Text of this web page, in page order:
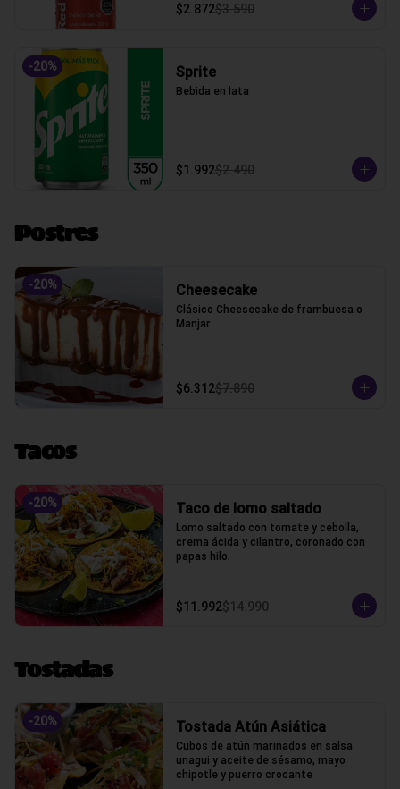
$2.872$3.590
-20% Sprite
Bebida en lata
$1.992$2.490
Postres
-20% Cheesecake
Clásico Cheesecake de frambuesa o
Manjar
$6.312$7.890
Tacos
-20% Taco de lomo saltado
Lomo saltado con tomate y cebolla,
crema ácida y cilantro, coronado con
papas hilo.
$11.992$14.990
Tostadas
-20% Tostada Atún Asiática
Cubos de atún marinados en salsa
unagui y aceite de sésamo, mayo
chipotle y puerro crocante